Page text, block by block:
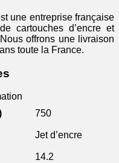
une entreprise française
cartouches d’encre et
offrons une livraison
toute la France.
750
Jet d’encre
14.2